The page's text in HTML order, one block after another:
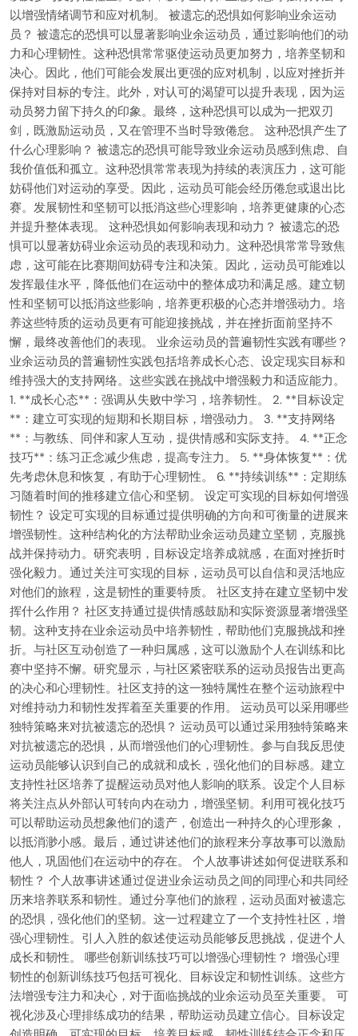
以增强情绪调节和应对机制。 被遗忘的恐惧如何影响业余运动
员？ 被遗忘的恐惧可以显著影响业余运动员，通过影响他们的动
力和心理韧性。这种恐惧常常驱使运动员更加努力，培养坚韧和
决心。因此，他们可能会发展出更强的应对机制，以应对挫折并
保持对目标的专注。此外，对认可的渴望可以提升表现，因为运
动员努力留下持久的印象。最终，这种恐惧可以成为一把双刃
剑，既激励运动员，又在管理不当时导致倦怠。 这种恐惧产生了
什么心理影响？ 被遗忘的恐惧可能导致业余运动员感到焦虑、自
我价值低和孤立。这种恐惧常常表现为持续的表演压力，这可能
妨碍他们对运动的享受。因此，运动员可能会经历倦怠或退出比
赛。发展韧性和坚韧可以抵消这些心理影响，培养更健康的心态
并提升整体表现。 这种恐惧如何影响表现和动力？ 被遗忘的恐
惧可以显著妨碍业余运动员的表现和动力。这种恐惧常常导致焦
虑，这可能在比赛期间妨碍专注和决策。因此，运动员可能难以
发挥最佳水平，降低他们在运动中的整体成功和满足感。建立韧
性和坚韧可以抵消这些影响，培养更积极的心态并增强动力。培
养这些特质的运动员更有可能迎接挑战，并在挫折面前坚持不
懈，最终改善他们的表现。 业余运动员的普遍韧性实践有哪些？
业余运动员的普遍韧性实践包括培养成长心态、设定现实目标和
维持强大的支持网络。这些实践在挑战中增强毅力和适应能力。
1. **成长心态**：强调从失败中学习，培养韧性。 2. **目标设定
**：建立可实现的短期和长期目标，增强动力。 3. **支持网络
**：与教练、同伴和家人互动，提供情感和实际支持。 4. **正念
技巧**：练习正念减少焦虑，提高专注力。 5. **身体恢复**：优
先考虑休息和恢复，有助于心理韧性。 6. **持续训练**：定期练
习随着时间的推移建立信心和坚韧。 设定可实现的目标如何增强
韧性？ 设定可实现的目标通过提供明确的方向和可衡量的进展来
增强韧性。这种结构化的方法帮助业余运动员建立坚韧，克服挑
战并保持动力。研究表明，目标设定培养成就感，在面对挫折时
强化毅力。通过关注可实现的目标，运动员可以自信和灵活地应
对他们的旅程，这是韧性的重要特质。 社区支持在建立坚韧中发
挥什么作用？ 社区支持通过提供情感鼓励和实际资源显著增强坚
韧。这种支持在业余运动员中培养韧性，帮助他们克服挑战和挫
折。与社区互动创造了一种归属感，这可以激励个人在训练和比
赛中坚持不懈。研究显示，与社区紧密联系的运动员报告出更高
的决心和心理韧性。社区支持的这一独特属性在整个运动旅程中
对维持动力和韧性发挥着至关重要的作用。 运动员可以采用哪些
独特策略来对抗被遗忘的恐惧？ 运动员可以通过采用独特策略来
对抗被遗忘的恐惧，从而增强他们的心理韧性。参与自我反思使
运动员能够认识到自己的成就和成长，强化他们的目标感。建立
支持性社区培养了提醒运动员对他人影响的联系。设定个人目标
将关注点从外部认可转向内在动力，增强坚韧。利用可视化技巧
可以帮助运动员想象他们的遗产，创造出一种持久的心理形象，
以抵消渺小感。最后，通过讲述他们的旅程来分享故事可以激励
他人，巩固他们在运动中的存在。 个人故事讲述如何促进联系和
韧性？ 个人故事讲述通过促进业余运动员之间的同理心和共同经
历来培养联系和韧性。通过分享他们的旅程，运动员面对被遗忘
的恐惧，强化他们的坚韧。这一过程建立了一个支持性社区，增
强心理韧性。引人入胜的叙述使运动员能够反思挑战，促进个人
成长和韧性。 哪些创新训练技巧可以增强心理韧性？ 增强心理
韧性的创新训练技巧包括可视化、目标设定和韧性训练。这些方
法增强专注力和决心，对于面临挑战的业余运动员至关重要。 可
视化涉及心理排练成功的结果，帮助运动员建立信心。目标设定